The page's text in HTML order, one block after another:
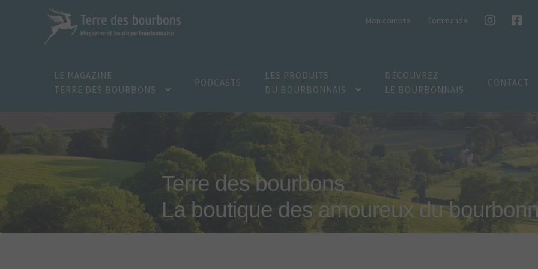
Aller
la
Aller
au
contenu
Mon compte Commande
LE MAGAZINE
TERRE DES BOURBONS
PODCASTS
LES PRODUITS
DU BOURBONNAIS
DÉCOUVREZ
LE BOURBONNAIS
CONTACT
Terre des bourbons
La boutique des amoureux du